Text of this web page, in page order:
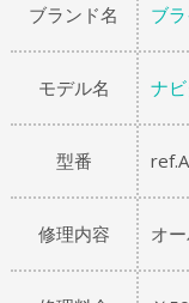
ブランド名 ブ
モデル名 ナ
型番
修理内容 オ